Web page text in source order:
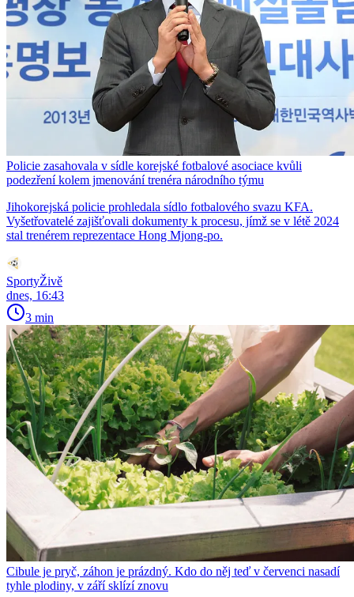
Policie zasahovala v sídle korejské fotbalové asociace kvůli
podezření kolem jmenování trenéra národního týmu
Jihokorejská policie prohledala sídlo fotbalového svazu KFA.
Vyšetřovatelé zajišťovali dokumenty k procesu, jímž se v létě 2024
stal trenérem reprezentace Hong Mjong-po.
SportyŽivě
dnes, 16:43
3 min
Cibule je pryč, záhon je prázdný. Kdo do něj teď v červenci nasadí
tyhle plodiny, v září sklízí znovu